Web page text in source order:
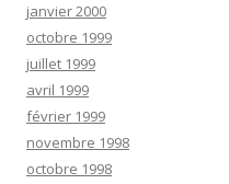
janvier 2000
octobre 1999
juillet 1999
avril 1999
février 1999
novembre 1998
octobre 1998